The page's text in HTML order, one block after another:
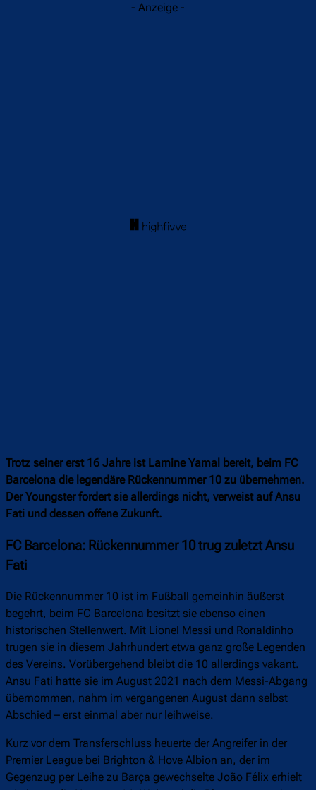
- Anzeige -
Trotz seiner erst 16 Jahre ist Lamine Yamal bereit, beim FC
Barcelona die legendäre Rückennummer 10 zu übernehmen.
Der Youngster fordert sie allerdings nicht, verweist auf Ansu
Fati und dessen offene Zukunft.
FC Barcelona: Rückennummer 10 trug zuletzt Ansu
Fati
Die Rückennummer 10 ist im Fußball gemeinhin äußerst
begehrt, beim FC Barcelona besitzt sie ebenso einen
historischen Stellenwert. Mit Lionel Messi und Ronaldinho
trugen sie in diesem Jahrhundert etwa ganz große Legenden
des Vereins. Vorübergehend bleibt die 10 allerdings vakant.
Ansu Fati hatte sie im August 2021 nach dem Messi-Abgang
übernommen, nahm im vergangenen August dann selbst
Abschied – erst einmal aber nur leihweise.
Kurz vor dem Transferschluss heuerte der Angreifer in der
Premier League bei Brighton & Hove Albion an, der im
Gegenzug per Leihe zu Barça gewechselte João Félix erhielt